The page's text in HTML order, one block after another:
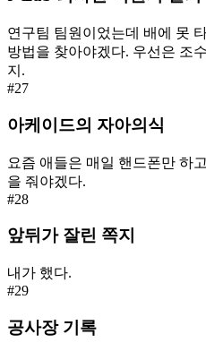
연구팀 팀원이었는데 배에 못
방법을 찾아야겠다. 우선은 조
지.
#27
아케이드의 자아의식
요즘 애들은 매일 핸드폰만 하
을 줘야겠다.
#28
앞뒤가 잘린 쪽지
내가 했다.
#29
공사장 기록